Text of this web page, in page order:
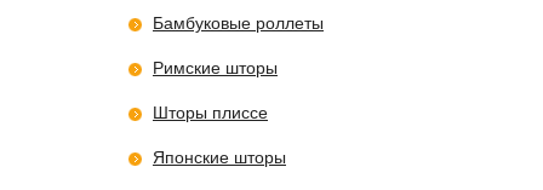
Бамбуковые роллеты
Римские шторы
Шторы плиссе
Японские шторы